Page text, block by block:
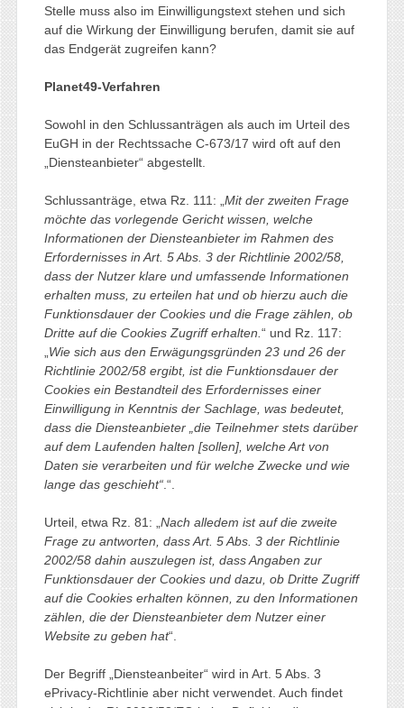
Stelle muss also im Einwilligungstext stehen und sich
auf die Wirkung der Einwilligung berufen, damit sie auf
das Endgerät zugreifen kann?
Planet49-Verfahren
Sowohl in den Schlussanträgen als auch im Urteil des
EuGH in der Rechtssache C-673/17 wird oft auf den
„Diensteanbieter“ abgestellt.
Schlussanträge, etwa Rz. 111: „ Mit der zweiten Frage
möchte das vorlegende Gericht wissen, welche
Informationen der Diensteanbieter im Rahmen des
Erfordernisses in Art. 5 Abs. 3 der Richtlinie 2002/58,
dass der Nutzer klare und umfassende Informationen
erhalten muss, zu erteilen hat und ob hierzu auch die
Funktionsdauer der Cookies und die Frage zählen, ob
Dritte auf die Cookies Zugriff erhalten. “ und Rz. 117:
Wie sich aus den Erwägungsgründen 23 und 26 der
Richtlinie 2002/58 ergibt, ist die Funktionsdauer der
Cookies ein Bestandteil des Erfordernisses einer
Einwilligung in Kenntnis der Sachlage, was bedeutet,
dass die Diensteanbieter „die Teilnehmer stets darüber
auf dem Laufenden halten [sollen], welche Art von
Daten sie verarbeiten und für welche Zwecke und wie
lange das geschieht“.“.
Urteil, etwa Rz. 81: „ Nach alledem ist auf die zweite
Frage zu antworten, dass Art. 5 Abs. 3 der Richtlinie
2002/58 dahin auszulegen ist, dass Angaben zur
Funktionsdauer der Cookies und dazu, ob Dritte Zugriff
auf die Cookies erhalten können, zu den Informationen
zählen, die der Diensteanbieter dem Nutzer einer
Website zu geben hat“.
Der Begriff „Diensteanbeiter“ wird in Art. 5 Abs. 3
ePrivacy-Richtlinie aber nicht verwendet. Auch findet